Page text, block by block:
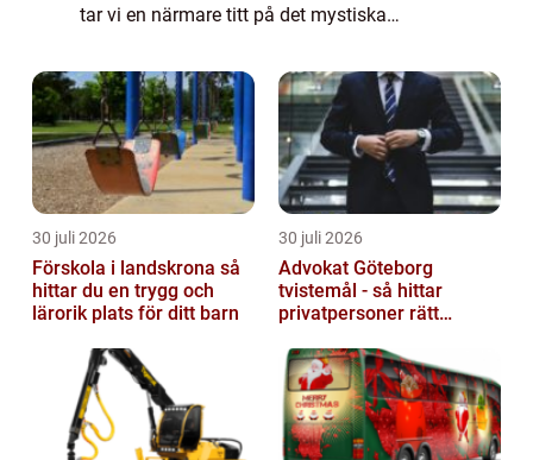
tar vi en närmare titt på det mystiska
övergripande betydelse, olika typer o...
30 juli 2026
Förskola i landskrona så
hittar du en trygg och
lärorik plats för ditt barn
30 juli 2026
Advokat Göteborg
tvistemål - så hittar
privatpersoner rätt